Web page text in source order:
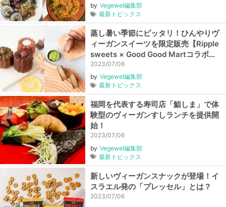
by Vegewel編集部
最新トピックス
蒸し暑い季節にピッタリ！ひんやりヴ
ィーガンスイーツを限定販売【Ripple
sweets × Good Good Martコラボス
イーツ】
2023/07/06
by Vegewel編集部
最新トピックス
福岡を代表する寿司店「鮨しま」で体
験型のヴィーガンすしランチを提供開
始！
2023/07/06
by Vegewel編集部
最新トピックス
新しいヴィーガンスナックが登場！イ
スラエル発の「プレッセル」とは？
2023/07/06